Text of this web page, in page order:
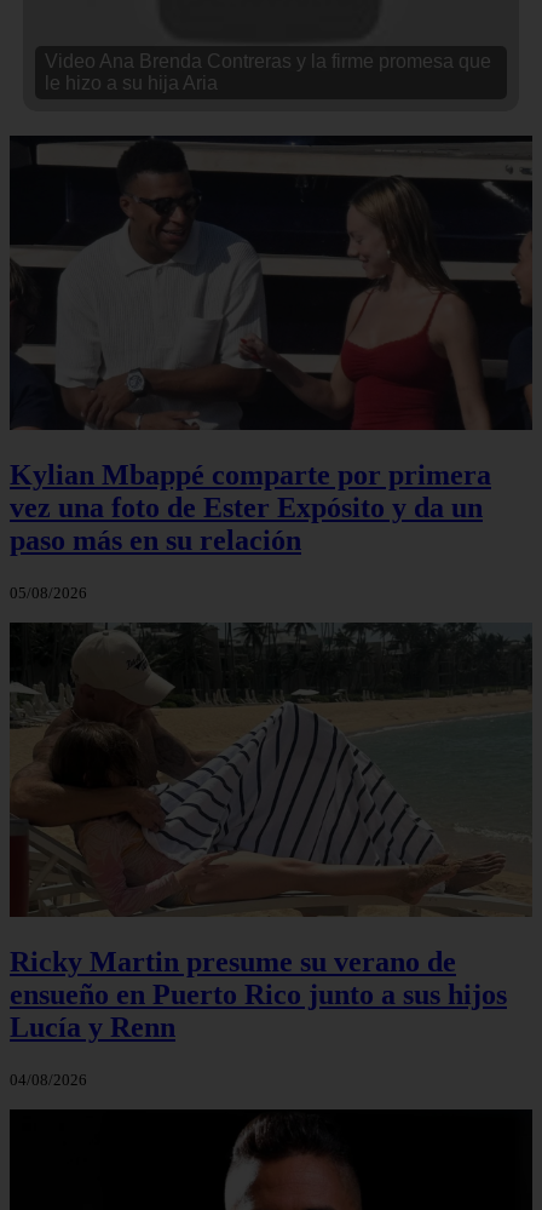
Video Ana Brenda Contreras y la firme promesa que
le hizo a su hija Aria
Kylian Mbappé comparte por primera
vez una foto de Ester Expósito y da un
paso más en su relación
05/08/2026
Ricky Martin presume su verano de
ensueño en Puerto Rico junto a sus hijos
Lucía y Renn
04/08/2026